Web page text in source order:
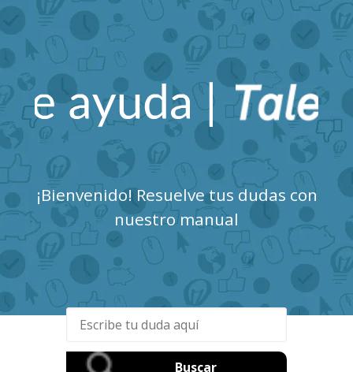
Talent Clue Centro de
Ayuda
¡Bienvenido! Resuelve tus dudas con
nuestro manual